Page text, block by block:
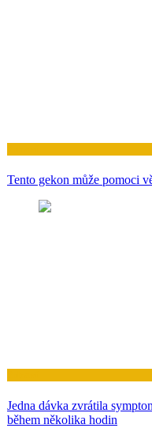
Tento gekon může pomoci
Jedna dávka zvrátila
během několika hodin